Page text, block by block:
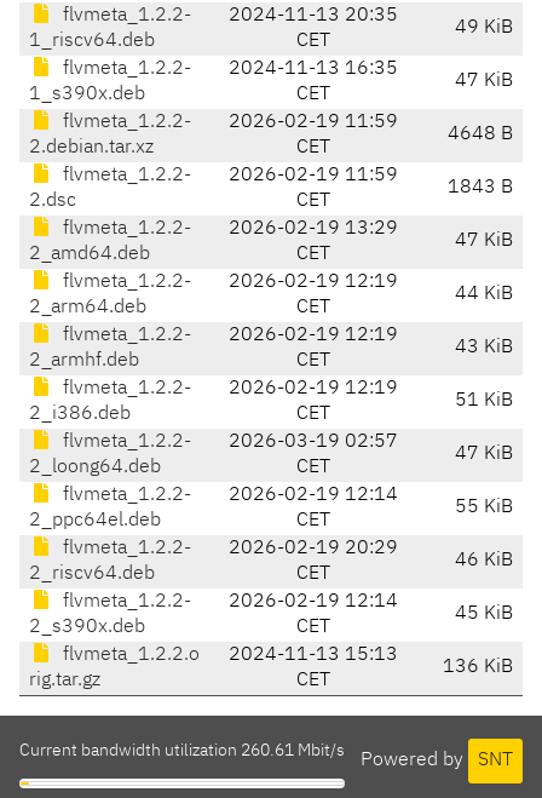
flvmeta_1.2.2-
1_riscv64.deb
2024-11-13 20:35
CET
49 KiB
flvmeta_1.2.2-
1_s390x.deb
2024-11-13 16:35
CET
47 KiB
flvmeta_1.2.2-
2.debian.tar.xz
2026-02-19 11:59
CET
4648 B
flvmeta_1.2.2-
2.dsc
2026-02-19 11:59
CET
1843 B
flvmeta_1.2.2-
2_amd64.deb
2026-02-19 13:29
CET
47 KiB
flvmeta_1.2.2-
2_arm64.deb
2026-02-19 12:19
CET
44 KiB
flvmeta_1.2.2-
2_armhf.deb
2026-02-19 12:19
CET
43 KiB
flvmeta_1.2.2-
2_i386.deb
2026-02-19 12:19
CET
51 KiB
flvmeta_1.2.2-
2_loong64.deb
2026-03-19 02:57
CET
47 KiB
flvmeta_1.2.2-
2_ppc64el.deb
2026-02-19 12:14
CET
55 KiB
flvmeta_1.2.2-
2_riscv64.deb
2026-02-19 20:29
CET
46 KiB
flvmeta_1.2.2-
2_s390x.deb
2026-02-19 12:14
CET
45 KiB
flvmeta_1.2.2.o
rig.tar.gz
2024-11-13 15:13
CET
136 KiB
Powered by SNT
Current bandwidth utilization 260.61 Mbit/s